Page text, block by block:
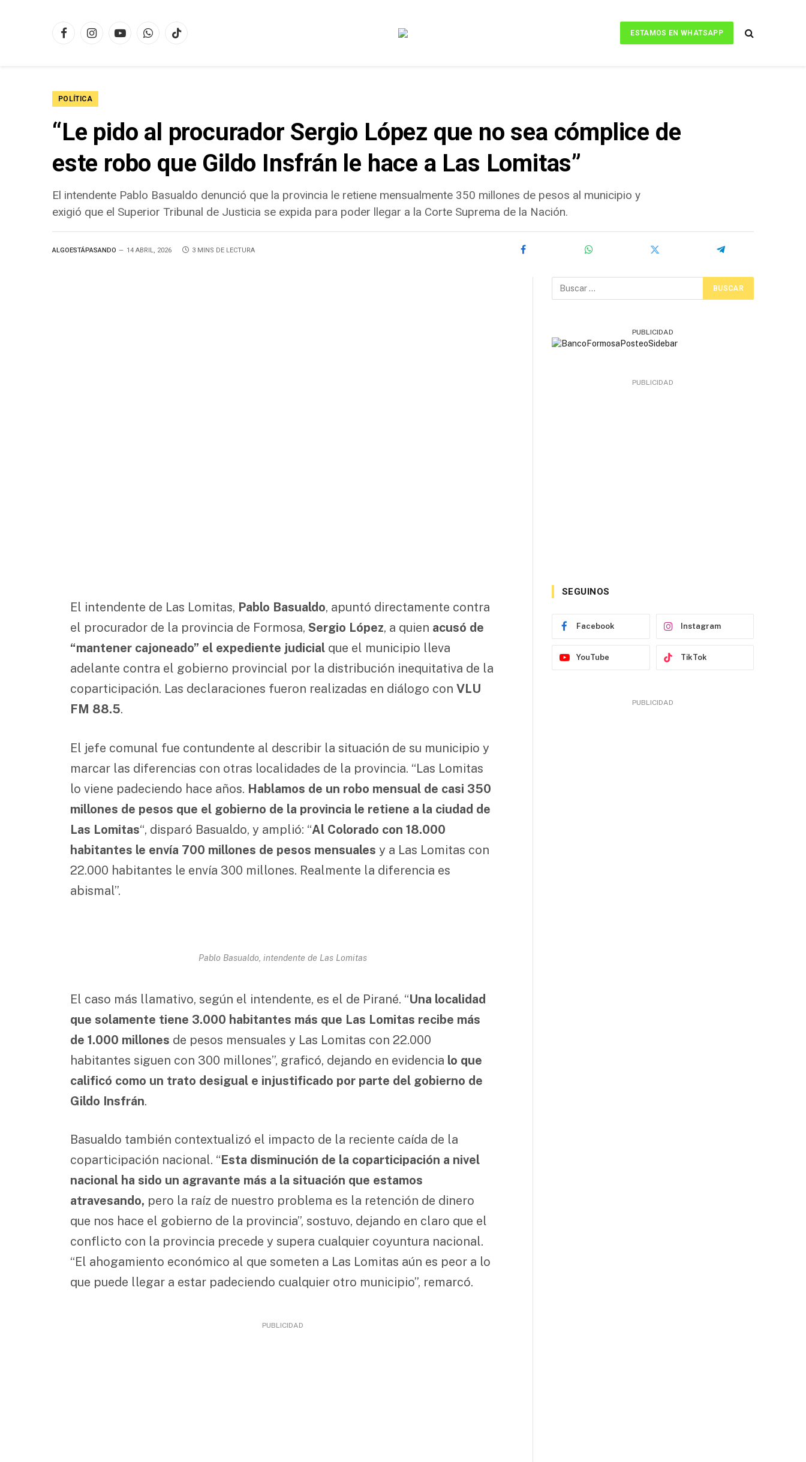
FacebookInstagramYouTubeWhatsAppTikTok
ESTAMOS EN WHATSAPP
POLÍTICA
“Le pido al procurador Sergio López que no sea cómplice de
este robo que Gildo Insfrán le hace a Las Lomitas”
El intendente Pablo Basualdo denunció que la provincia le retiene mensualmente 350 millones de pesos al municipio y
exigió que el Superior Tribunal de Justicia se expida para poder llegar a la Corte Suprema de la Nación.
ALGOESTÁPASANDO 14 ABRIL, 2026 3 MINS DE LECTURA
El intendente de Las Lomitas, Pablo Basualdo, apuntó directamente contra
el procurador de la provincia de Formosa,Sergio López, a quien acusó de
“mantener cajoneado” el expediente judicial que el municipio lleva
adelante contra el gobierno provincial por la distribución inequitativa de la
coparticipación. Las declaraciones fueron realizadas en diálogo conVLU
FM 88.5.
El jefe comunal fue contundente al describir la situación de su municipio y
marcar las diferencias con otras localidades de la provincia. “Las Lomitas
lo viene padeciendo hace años. Hablamos de un robo mensual de casi 350
millones de pesos que el gobierno de la provincia le retiene a la ciudad de
Las Lomitas“, disparó Basualdo, y amplió: “Al Colorado con 18.000
habitantes le envía 700 millones de pesos mensualesy a Las Lomitas con
22.000 habitantes le envía 300 millones. Realmente la diferencia es
abismal”.
Pablo Basualdo, intendente de Las Lomitas
El caso más llamativo, según el intendente, es el de Pirané. “Una localidad
que solamente tiene 3.000 habitantes más que Las Lomitas recibe más
de 1.000 millones de pesos mensuales y Las Lomitas con 22.000
habitantes siguen con 300 millones”, graficó, dejando en evidencia lo que
calificó como un trato desigual e injustificado por parte del gobierno de
Gildo Insfrán.
Basualdo también contextualizó el impacto de la reciente caída de la
coparticipación nacional. “Esta disminución de la coparticipación a nivel
nacional ha sido un agravante más a la situación que estamos
atravesando, pero la raíz de nuestro problema es la retención de dinero
que nos hace el gobierno de la provincia”, sostuvo, dejando en claro que el
conflicto con la provincia precede y supera cualquier coyuntura nacional.
“El ahogamiento económico al que someten a Las Lomitas aún es peor a lo
que puede llegar a estar padeciendo cualquier otro municipio”, remarcó.
PUBLICIDAD
PUBLICIDAD
PUBLICIDAD
SEGUINOS
Facebook Instagram
YouTube TikTok
PUBLICIDAD